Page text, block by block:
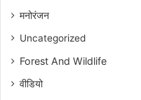
मनोरंजन
Uncategorized
Forest And Wildlife
वीडियो